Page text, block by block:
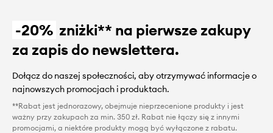
-20% zniżki** na pierwsze zakupy
za zapis do newslettera.
Dołącz do naszej społeczności, aby otrzymywać informacje o
najnowszych promocjach i produktach.
**Rabat jest jednorazowy, obejmuje nieprzecenione produkty i jest
ważny przy zakupach za min. 350 zł. Rabat nie łączy się z innymi
promocjami, a niektóre produkty mogą być wyłączone z rabatu.